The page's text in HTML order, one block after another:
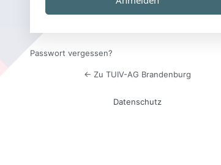
Passwort vergessen?
← Zu TUIV-AG Brandenburg
Datenschutz